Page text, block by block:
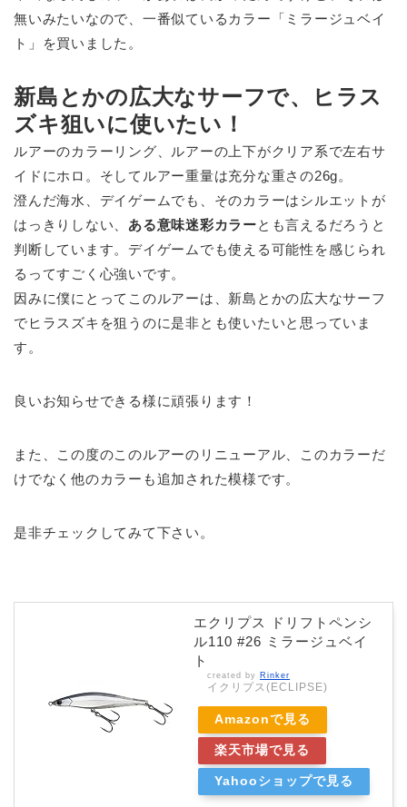
無いみたいなので、一番似ているカラー「ミラージュベイ
ト」を買いました。
新島とかの広大なサーフで、ヒラス
ズキ狙いに使いたい！
ルアーのカラーリング、ルアーの上下がクリア系で左右サ
イドにホロ。そしてルアー重量は充分な重さの26g。
澄んだ海水、デイゲームでも、そのカラーはシルエットが
はっきりしない、ある意味迷彩カラーとも言えるだろうと
判断しています。デイゲームでも使える可能性を感じられ
るってすごく心強いです。
因みに僕にとってこのルアーは、新島とかの広大なサーフ
でヒラスズキを狙うのに是非とも使いたいと思っていま
す。
良いお知らせできる様に頑張ります！
また、この度のこのルアーのリニューアル、このカラーだ
けでなく他のカラーも追加された模様です。
是非チェックしてみて下さい。
エクリプス ドリフトペンシ
ル110 #26 ミラージュベイ
ト
created by Rinker
イクリプス(ECLIPSE)
Amazonで見る
楽天市場で見る
Yahooショップで見る